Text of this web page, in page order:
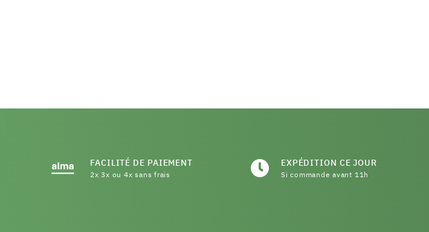
FACILITÉ DE PAIEMENT
2x 3x ou 4x sans frais
EXPÉDITION CE JOUR
Si commande avant 11h